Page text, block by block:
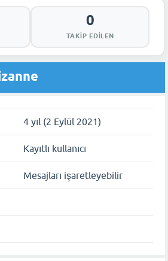
0
TAKIP EDILEN
4 yıl (2 Eylül 2021)
Kayıtlı kullanıcı
Mesajları işaretleyebilir